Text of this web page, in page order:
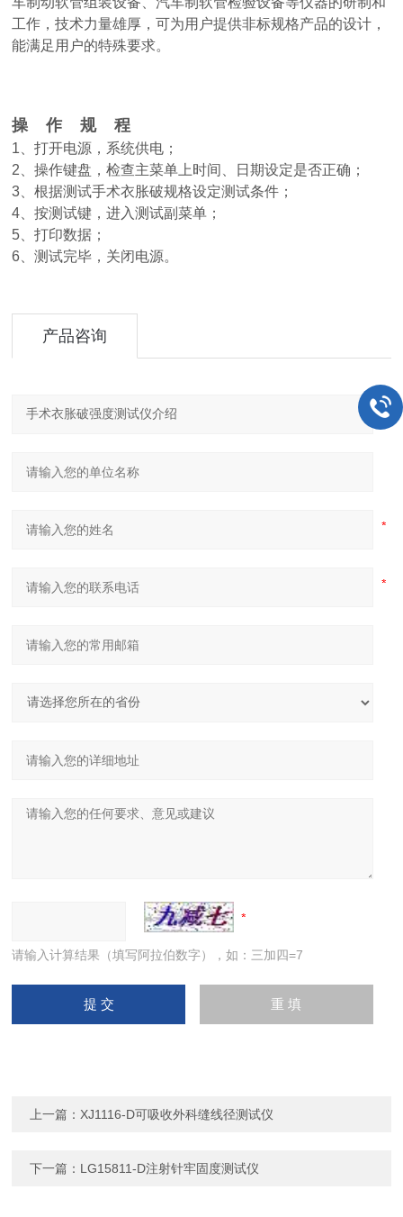
工作，技术力量雄厚，可为用户提供非标规格产品的设计，
能满足用户的特殊要求。
操 作 规 程
1、打开电源，系统供电；
2、操作键盘，检查主菜单上时间、日期设定是否正确；
3、根据测试手术衣胀破规格设定测试条件；
4、按测试键，进入测试副菜单；
5、打印数据；
6、测试完毕，关闭电源。
产品咨询
请输入计算结果（填写阿拉伯数字），如：三加四=7
上一篇： XJ1116-D可吸收外科缝线径测试仪
下一篇： LG15811-D注射针牢固度测试仪